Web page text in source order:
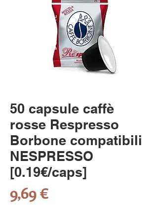
50 capsule caffè
rosse Respresso
Borbone compatibili
NESPRESSO
[0.19€/caps]
9,69 €